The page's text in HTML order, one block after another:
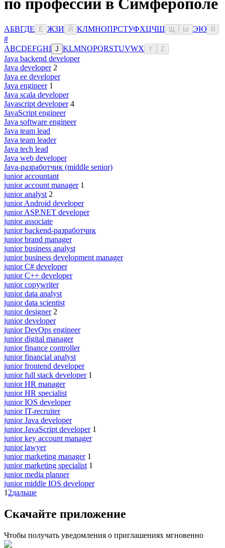
по профессии в Симферополе
АБВГДЕ Ё ЖЗИ Й КЛМНОПРСТУФХЦЧШ Ы ЭЮ Я
#
ABCDEFGHI J KLMNOPQRSTUVWX Y Z
Java backend developer
Java developer 2
Java ee developer
Java engineer 1
Java scala developer
Javascript developer 4
JavaScript engineer
Java software engineer
Java team lead
Java team leader
Java tech lead
Java web developer
Java-разработчик (middle senior)
junior accountant
junior account manager 1
junior analyst 2
junior Android developer
junior ASP.NET developer
junior associate
junior backend-разработчик
junior brand manager
junior business analyst
junior business development manager
junior C# developer
junior C++ developer
junior copywriter
junior data analyst
junior data scientist
junior designer 2
junior developer
junior DevOps engineer
junior digital manager
junior finance controller
junior financial analyst
junior frontend developer
junior full stack developer 1
junior HR manager
junior HR specialist
junior IOS developer
junior IT-recruiter
junior Java developer
junior JavaScript developer 1
junior key account manager
junior lawyer
junior marketing manager 1
junior marketing specialist 1
junior media planner
junior middle IOS developer
1 2дальше
Скачайте приложение
Чтобы получать уведомления о приглашениях мгновенно